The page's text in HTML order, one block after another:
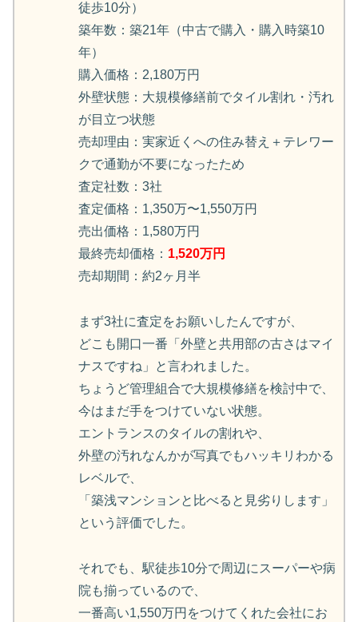
徒歩10分）
築年数：築21年（中古で購入・購入時築10
年）
購入価格：2,180万円
外壁状態：大規模修繕前でタイル割れ・汚れ
が目立つ状態
売却理由：実家近くへの住み替え＋テレワー
クで通勤が不要になったため
査定社数：3社
査定価格：1,350万〜1,550万円
売出価格：1,580万円
最終売却価格： 1,520万円
売却期間：約2ヶ月半
まず3社に査定をお願いしたんですが、
どこも開口一番「外壁と共用部の古さはマイ
ナスですね」と言われました。
ちょうど管理組合で大規模修繕を検討中で、
今はまだ手をつけていない状態。
エントランスのタイルの割れや、
外壁の汚れなんかが写真でもハッキリわかる
レベルで、
「築浅マンションと比べると見劣りします」
という評価でした。
それでも、駅徒歩10分で周辺にスーパーや病
院も揃っているので、
一番高い1,550万円をつけてくれた会社にお